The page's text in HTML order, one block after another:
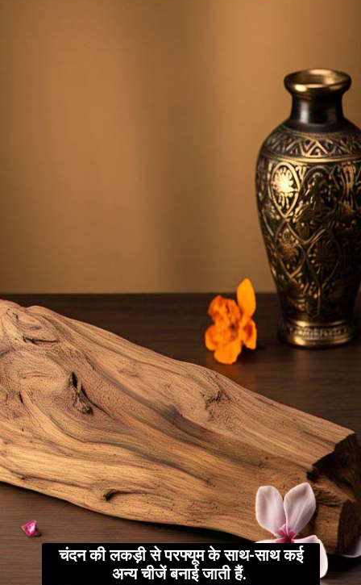
चंदन की लकड़ी से परफ्यूम के साथ-साथ कई
अन्य चीजें बनाई जाती हैं.